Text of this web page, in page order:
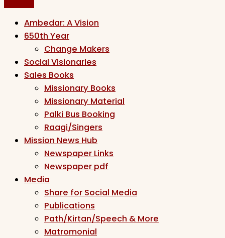
Ambedar: A Vision
650th Year
Change Makers
Social Visionaries
Sales Books
Missionary Books
Missionary Material
Palki Bus Booking
Raagi/Singers
Mission News Hub
Newspaper Links
Newspaper pdf
Media
Share for Social Media
Publications
Path/Kirtan/Speech & More
Matromonial